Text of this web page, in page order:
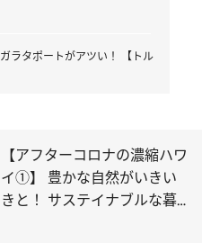
ラタポートがアツい！ 【トル
【アフターコロナの濃縮ハワ
イ①】 豊かな自然がいきい
きと！ サステイナブルな暮